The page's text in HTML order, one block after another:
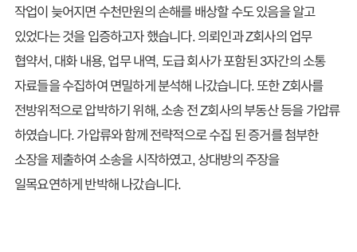
작업이 늦어지면 수천만원의 손해를 배상할 수도 있음을 알고
있었다는 것을 입증하고자 했습니다. 의뢰인과 Z회사의 업무
협약서, 대화 내용, 업무 내역, 도급 회사가 포함된 3자간의 소통
자료들을 수집하여 면밀하게 분석해 나갔습니다. 또한 Z회사를
전방위적으로 압박하기 위해, 소송 전 Z회사의 부동산 등을 가압류
하였습니다. 가압류와 함께 전략적으로 수집 된 증거를 첨부한
소장을 제출하여 소송을 시작하였고, 상대방의 주장을
일목요연하게 반박해 나갔습니다.